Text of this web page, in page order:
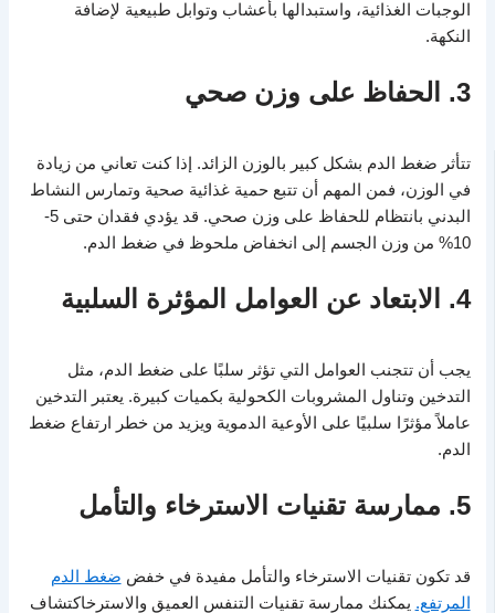
الوجبات الغذائية، واستبدالها بأعشاب وتوابل طبيعية لإضافة
النكهة.
3. الحفاظ على وزن صحي
تتأثر ضغط الدم بشكل كبير بالوزن الزائد. إذا كنت تعاني من زيادة
في الوزن، فمن المهم أن تتبع حمية غذائية صحية وتمارس النشاط
البدني بانتظام للحفاظ على وزن صحي. قد يؤدي فقدان حتى 5-
10% من وزن الجسم إلى انخفاض ملحوظ في ضغط الدم.
4. الابتعاد عن العوامل المؤثرة السلبية
يجب أن تتجنب العوامل التي تؤثر سلبًا على ضغط الدم، مثل
التدخين وتناول المشروبات الكحولية بكميات كبيرة. يعتبر التدخين
عاملاً مؤثرًا سلبيًا على الأوعية الدموية ويزيد من خطر ارتفاع ضغط
الدم.
5. ممارسة تقنيات الاسترخاء والتأمل
قد تكون تقنيات الاسترخاء والتأمل مفيدة في خفض ضغط الدم
المرتفع. يمكنك ممارسة تقنيات التنفس العميق والاسترخاكتشاف